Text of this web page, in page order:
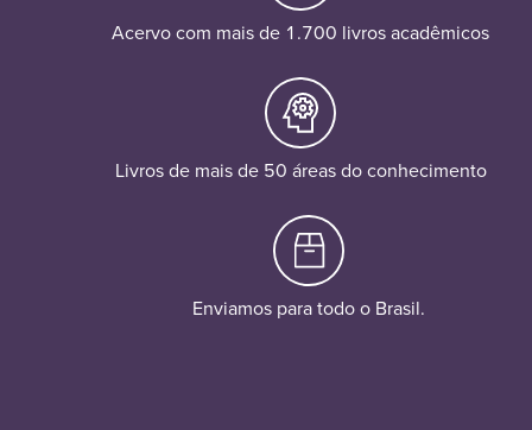
Acervo com mais de 1.700 livros acadêmicos
Livros de mais de 50 áreas do conhecimento
Enviamos para todo o Brasil.